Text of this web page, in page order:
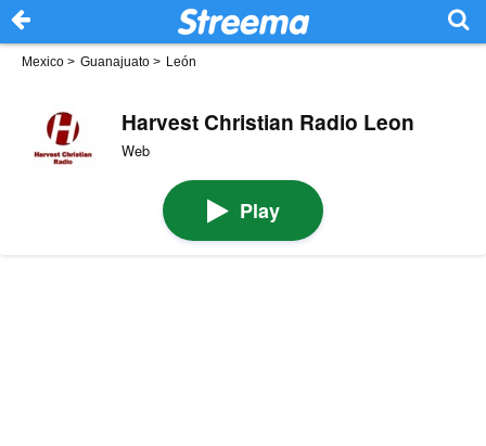
Mexico > Guanajuato > León
Harvest Christian Radio Leon
Web
Play